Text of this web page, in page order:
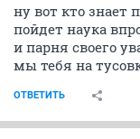
ну вот кто знает
пойдет наука
и парня своего
мы тебя на
ОТВЕТИТЬ